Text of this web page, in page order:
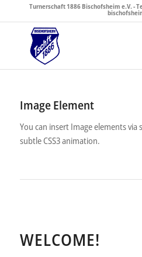
Turnerschaft 1886 Bischofsheim e.V. -
Image Element
You can insert Image elements
subtle CSS3 animation.
WELCOME!